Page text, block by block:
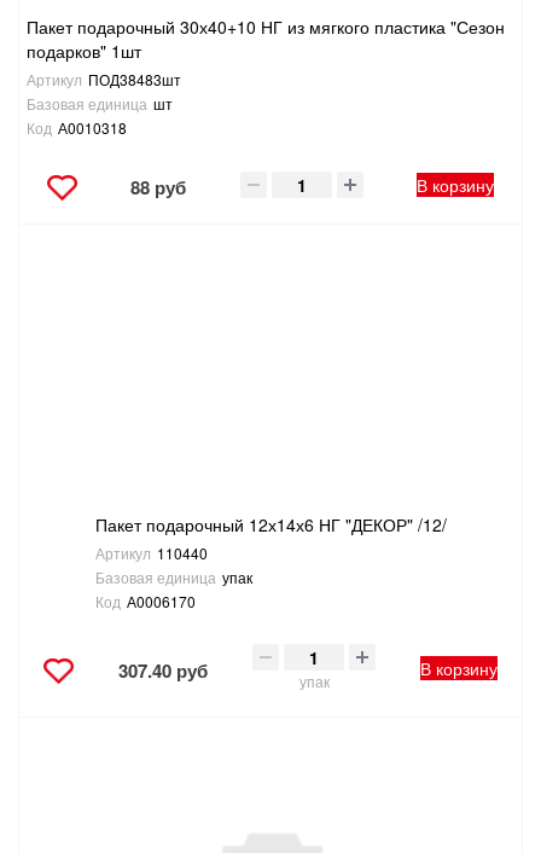
Пакет подарочный 30х40+10 НГ из мягкого пластика "Сезон
подарков" 1шт
Артикул ПОД38483шт
Базовая единица шт
Код А0010318
88 руб В корзину
Пакет подарочный 12х14х6 НГ "ДЕКОР" /12/
Артикул 110440
Базовая единица упак
Код А0006170
307.40 руб упак
В корзину